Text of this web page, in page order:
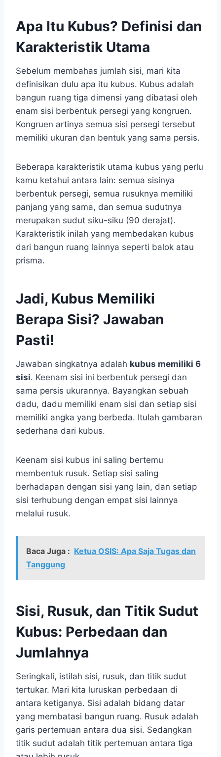
Apa Itu Kubus? Definisi dan
Karakteristik Utama
Sebelum membahas jumlah sisi, mari kita
definisikan dulu apa itu kubus. Kubus adalah
bangun ruang tiga dimensi yang dibatasi oleh
enam sisi berbentuk persegi yang kongruen.
Kongruen artinya semua sisi persegi tersebut
memiliki ukuran dan bentuk yang sama persis.
Beberapa karakteristik utama kubus yang perlu
kamu ketahui antara lain: semua sisinya
berbentuk persegi, semua rusuknya memiliki
panjang yang sama, dan semua sudutnya
merupakan sudut siku-siku (90 derajat).
Karakteristik inilah yang membedakan kubus
dari bangun ruang lainnya seperti balok atau
prisma.
Jadi, Kubus Memiliki
Berapa Sisi? Jawaban
Pasti!
Jawaban singkatnya adalah kubus memiliki 6
sisi. Keenam sisi ini berbentuk persegi dan
sama persis ukurannya. Bayangkan sebuah
dadu, dadu memiliki enam sisi dan setiap sisi
memiliki angka yang berbeda. Itulah gambaran
sederhana dari kubus.
Keenam sisi kubus ini saling bertemu
membentuk rusuk. Setiap sisi saling
berhadapan dengan sisi yang lain, dan setiap
sisi terhubung dengan empat sisi lainnya
melalui rusuk.
Baca Juga : Ketua OSIS: Apa Saja Tugas dan
Tanggung
Sisi, Rusuk, dan Titik Sudut
Kubus: Perbedaan dan
Jumlahnya
Seringkali, istilah sisi, rusuk, dan titik sudut
tertukar. Mari kita luruskan perbedaan di
antara ketiganya. Sisi adalah bidang datar
yang membatasi bangun ruang. Rusuk adalah
garis pertemuan antara dua sisi. Sedangkan
titik sudut adalah titik pertemuan antara tiga